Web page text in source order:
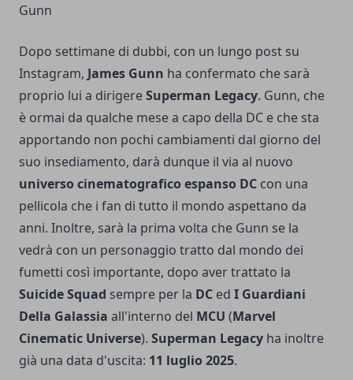
Gunn
Dopo settimane di dubbi, con un lungo post su
Instagram, James Gunn ha confermato che sarà
proprio lui a dirigereSuperman Legacy. Gunn, che
è ormai da qualche mese a capo della DC e che sta
apportando non pochi cambiamenti dal giorno del
suo insediamento, darà dunque il via al nuovo
universo cinematografico espanso DC con una
pellicola che i fan di tutto il mondo aspettano da
anni. Inoltre, sarà la prima volta che Gunn se la
vedrà con un personaggio tratto dal mondo dei
fumetti così importante, dopo aver trattato la
Suicide Squad sempre per la DC ed I Guardiani
Della Galassia all'interno del MCU (Marvel
Cinematic Universe). Superman Legacy ha inoltre
già una data d'uscita: 11 luglio 2025.